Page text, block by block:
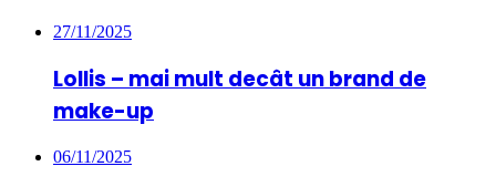
27/11/2025
Lollis – mai mult decât un brand de
make-up
06/11/2025